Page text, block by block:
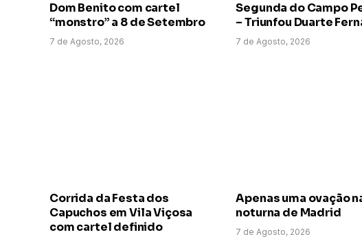
Dom Benito com cartel
“monstro” a 8 de Setembro
7 de Agosto, 2026
Segunda do Campo
– Triunfou Duarte
7 de Agosto, 2026
Corrida da Festa dos
Capuchos em Vila Viçosa
com cartel definido
Apenas uma ovação
noturna de Madrid
7 de Agosto, 2026